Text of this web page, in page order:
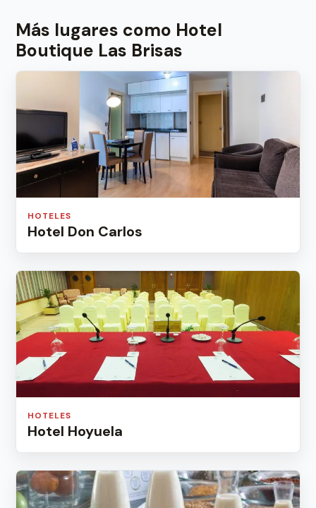
Más lugares como Hotel
Boutique Las Brisas
HOTELES
Hotel Don Carlos
HOTELES
Hotel Hoyuela